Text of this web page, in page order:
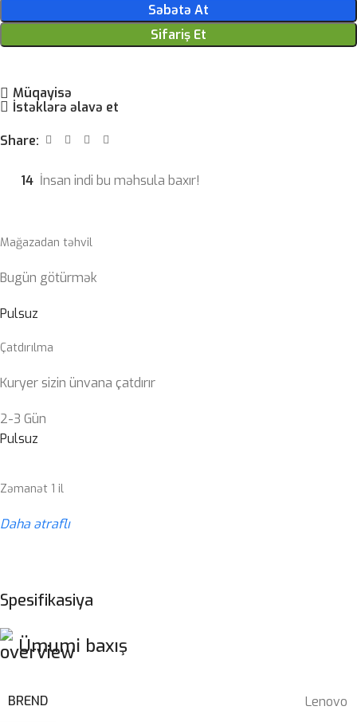
Səbətə At
Sifariş Et
Müqayisə
İstəklərə əlavə et
Share:
14 İnsan indi bu məhsula baxır!
Mağazadan təhvil
Bugün götürmək
Pulsuz
Çatdırılma
Kuryer sizin ünvana çatdırır
2-3 Gün
Pulsuz
Zəmanət 1 il
Daha ətraflı
Spesifikasiya
Ümumi baxış
BREND Lenovo